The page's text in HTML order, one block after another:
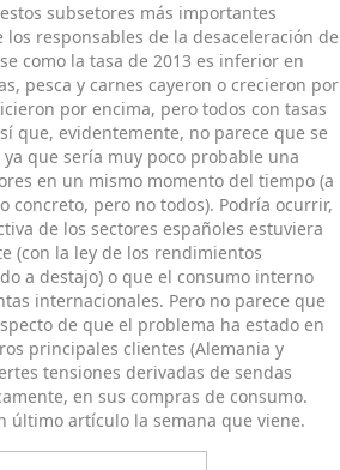
subsetores más importantes
responsables de la desaceleración de
como la tasa de 2013 es inferior en
pesca y carnes cayeron o crecieron por
por encima, pero todos con tasas
que, evidentemente, no parece que se
que sería muy poco probable una
en un mismo momento del tiempo (a
concreto, pero no todos). Podría ocurrir,
de los sectores españoles estuviera
(con la ley de los rendimientos
a destajo) o que el consumo interno
internacionales. Pero no parece que
de que el problema ha estado en
principales clientes (Alemania y
tensiones derivadas de sendas
en sus compras de consumo.
último artículo la semana que viene.